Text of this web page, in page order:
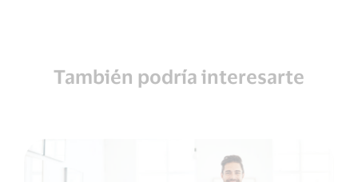
También podría interesarte